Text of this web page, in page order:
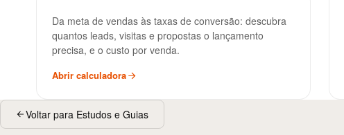
Calculadora de Funil de
Vendas
Da meta de vendas às taxas de conversão: descubra
quantos leads, visitas e propostas o lançamento
precisa, e o custo por venda.
Abrir calculadora
Voltar para Estudos e Guias